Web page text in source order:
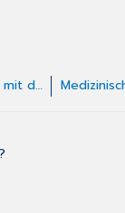
Kommunikation mit dem CGM MEDISTAR Brieftext